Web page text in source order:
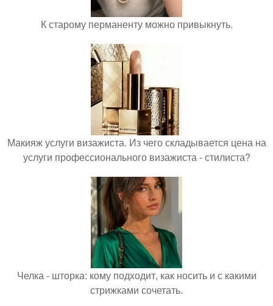
К старому перманенту можно привыкнуть.
Макияж услуги визажиста. Из чего складывается цена на
услуги профессионального визажиста - стилиста?
Челка - шторка: кому подходит, как носить и с какими
стрижками сочетать.